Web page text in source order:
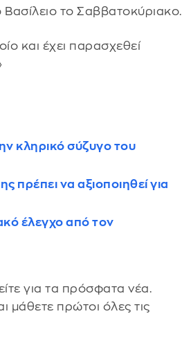
το Σαββατοκύριακο.
και έχει παρασχεθεί
κληρικό σύζυγο του
να αξιοποιηθεί για
έλεγχο από τον
για τα πρόσφατα νέα.
μάθετε πρώτοι όλες τις